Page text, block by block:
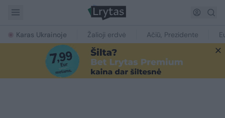
Karas Ukrainoje Žalioji erdvė Ačiū, Prezidente